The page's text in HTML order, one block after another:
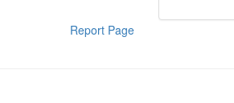
Report Page